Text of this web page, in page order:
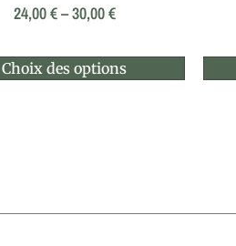
24,00€–30,00€
Choix des options